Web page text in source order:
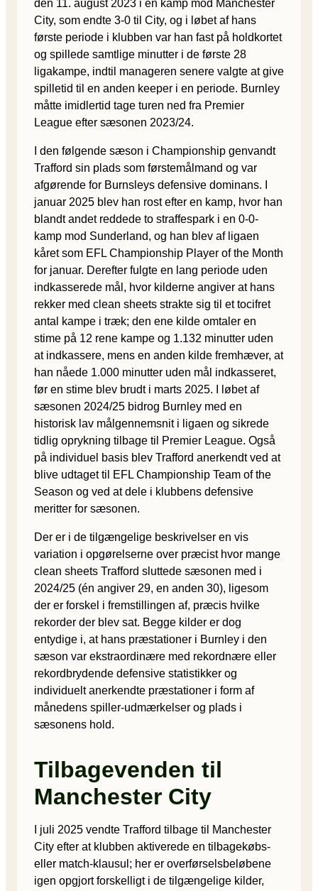
den 11. august 2023 i en kamp mod Manchester
City, som endte 3-0 til City, og i løbet af hans
første periode i klubben var han fast på holdkortet
og spillede samtlige minutter i de første 28
ligakampe, indtil manageren senere valgte at give
spilletid til en anden keeper i en periode. Burnley
måtte imidlertid tage turen ned fra Premier
League efter sæsonen 2023/24.
I den følgende sæson i Championship genvandt
Trafford sin plads som førstemålmand og var
afgørende for Burnsleys defensive dominans. I
januar 2025 blev han rost efter en kamp, hvor han
blandt andet reddede to straffespark i en 0-0-
kamp mod Sunderland, og han blev af ligaen
kåret som EFL Championship Player of the Month
for januar. Derefter fulgte en lang periode uden
indkasserede mål, hvor kilderne angiver at hans
rekker med clean sheets strakte sig til et tocifret
antal kampe i træk; den ene kilde omtaler en
stime på 12 rene kampe og 1.132 minutter uden
at indkassere, mens en anden kilde fremhæver, at
han nåede 1.000 minutter uden mål indkasseret,
før en stime blev brudt i marts 2025. I løbet af
sæsonen 2024/25 bidrog Burnley med en
historisk lav målgennemsnit i ligaen og sikrede
tidlig oprykning tilbage til Premier League. Også
på individuel basis blev Trafford anerkendt ved at
blive udtaget til EFL Championship Team of the
Season og ved at dele i klubbens defensive
meritter for sæsonen.
Der er i de tilgængelige beskrivelser en vis
variation i opgørelserne over præcist hvor mange
clean sheets Trafford sluttede sæsonen med i
2024/25 (én angiver 29, en anden 30), ligesom
der er forskel i fremstillingen af, præcis hvilke
rekorder der blev sat. Begge kilder er dog
entydige i, at hans præstationer i Burnley i den
sæson var ekstraordinære med rekordnære eller
rekordbrydende defensive statistikker og
individuelt anerkendte præstationer i form af
månedens spiller-udmærkelser og plads i
sæsonens hold.
Tilbagevenden til
Manchester City
I juli 2025 vendte Trafford tilbage til Manchester
City efter at klubben aktiverede en tilbagekøbs-
eller match-klausul; her er overførselsbeløbene
igen opgjort forskelligt i de tilgængelige kilder,